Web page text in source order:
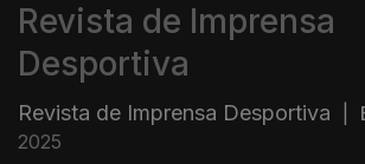
Revista de Imprensa
Desportiva
Revista de Imprensa Desportiva
2025